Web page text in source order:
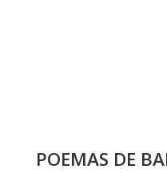
POEMAS DE